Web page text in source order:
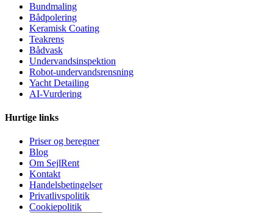
Bundmaling
Bådpolering
Keramisk Coating
Teakrens
Bådvask
Undervandsinspektion
Robot-undervandsrensning
Yacht Detailing
AI-Vurdering
Hurtige links
Priser og beregner
Blog
Om SejlRent
Kontakt
Handelsbetingelser
Privatlivspolitik
Cookiepolitik